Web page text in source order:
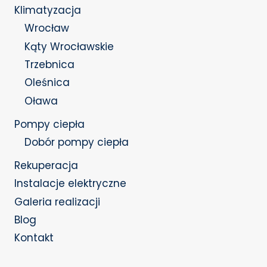
Klimatyzacja
Wrocław
Kąty Wrocławskie
Trzebnica
Oleśnica
Oława
Pompy ciepła
Dobór pompy ciepła
Rekuperacja
Instalacje elektryczne
Galeria realizacji
Blog
Kontakt